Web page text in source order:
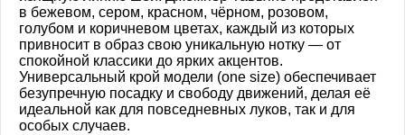
в бежевом, сером, красном, чёрном, розовом,
голубом и коричневом цветах, каждый из которых
привносит в образ свою уникальную нотку — от
спокойной классики до ярких акцентов.
Универсальный крой модели (one size) обеспечивает
безупречную посадку и свободу движений, делая её
идеальной как для повседневных луков, так и для
особых случаев.